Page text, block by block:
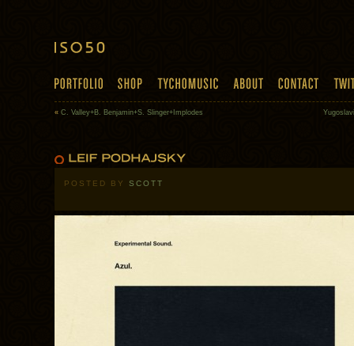
« C. Valley+B. Benjamin+S. Slinger+Implodes
POSTED BY SCOTT